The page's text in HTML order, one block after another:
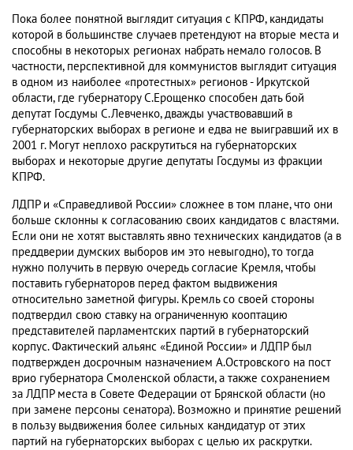
Пока более понятной выглядит ситуация с КПРФ, кандидаты
которой в большинстве случаев претендуют на вторые места и
способны в некоторых регионах набрать немало голосов. В
частности, перспективной для коммунистов выглядит ситуация
в одном из наиболее «протестных» регионов - Иркутской
области, где губернатору С.Ерощенко способен дать бой
депутат Госдумы С.Левченко, дважды участвовавший в
губернаторских выборах в регионе и едва не выигравший их в
2001 г. Могут неплохо раскрутиться на губернаторских
выборах и некоторые другие депутаты Госдумы из фракции
КПРФ.
ЛДПР и «Справедливой России» сложнее в том плане, что они
больше склонны к согласованию своих кандидатов с властями.
Если они не хотят выставлять явно технических кандидатов (а в
преддверии думских выборов им это невыгодно), то тогда
нужно получить в первую очередь согласие Кремля, чтобы
поставить губернаторов перед фактом выдвижения
относительно заметной фигуры. Кремль со своей стороны
подтвердил свою ставку на ограниченную кооптацию
представителей парламентских партий в губернаторский
корпус. Фактический альянс «Единой России» и ЛДПР был
подтвержден досрочным назначением А.Островского на пост
врио губернатора Смоленской области, а также сохранением
за ЛДПР места в Совете Федерации от Брянской области (но
при замене персоны сенатора). Возможно и принятие решений
в пользу выдвижения более сильных кандидатур от этих
партий на губернаторских выборах с целью их раскрутки.